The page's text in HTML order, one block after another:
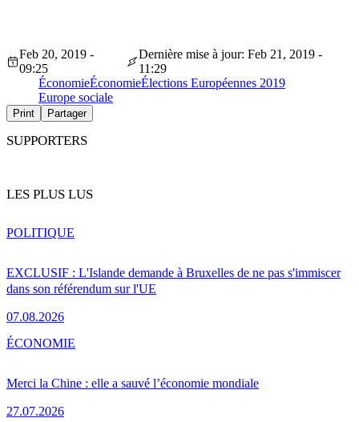
Feb 20, 2019 -
09:25
Dernière mise à jour: Feb 21, 2019 -
11:29
ÉconomieÉconomieÉlections Européennes 2019
Europe sociale
Print Partager
SUPPORTERS
LES PLUS LUS
EXCLUSIF : L'Islande demande à Bruxelles de ne pas s'immiscer
dans son référendum sur l'UE
07.08.2026
POLITIQUE
Merci la Chine : elle a sauvé l’économie mondiale
27.07.2026
ÉCONOMIE